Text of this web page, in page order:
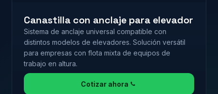
Canastilla con anclaje para elevador
Sistema de anclaje universal compatible con
distintos modelos de elevadores. Solución versátil
para empresas con flota mixta de equipos de
trabajo en altura.
Cotizar ahora